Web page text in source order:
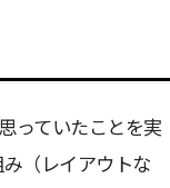
っていたことを実
（レイアウトな